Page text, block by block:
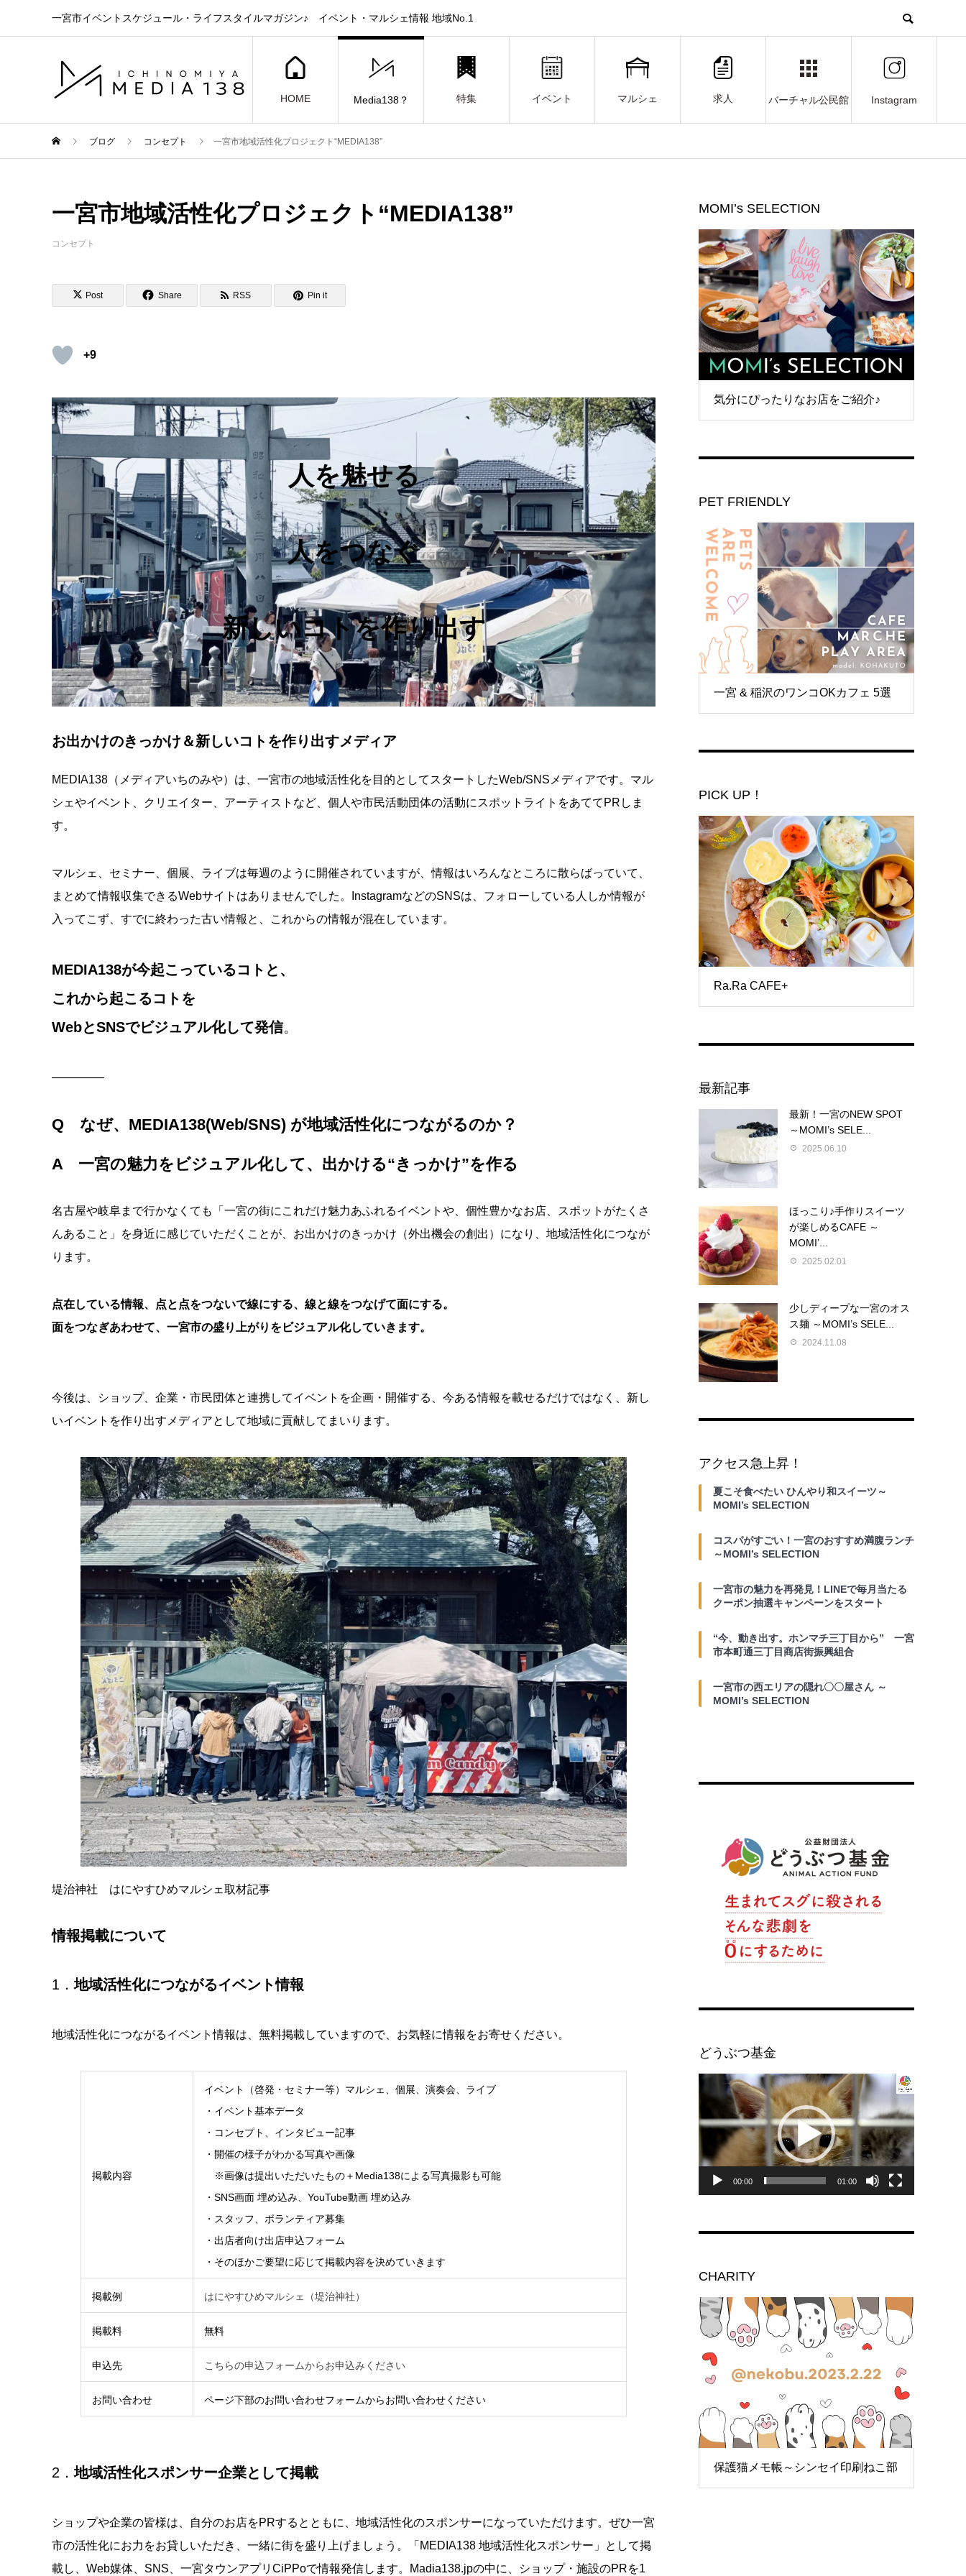
一宮市イベントスケジュール・ライフスタイルマガジン♪ イベント・マルシェ情報 地域No.1
HOME Media138？ 特集 イベント マルシェ 求人 バーチャル公民館 Instagram
ブログ コンセプト 一宮市地域活性化プロジェクト“MEDIA138”
一宮市地域活性化プロジェクト“MEDIA138”
コンセプト
Post Share RSS Pin it
+9
人を魅せる
人をつなぐ
新しいコトを作り出す
お出かけのきっかけ＆新しいコトを作り出すメディア
MEDIA138（メディアいちのみや）は、一宮市の地域活性化を目的としてスタートしたWeb/SNSメディアです。マル
シェやイベント、クリエイター、アーティストなど、個人や市民活動団体の活動にスポットライトをあててPRしま
す。
マルシェ、セミナー、個展、ライブは毎週のように開催されていますが、情報はいろんなところに散らばっていて、
まとめて情報収集できるWebサイトはありませんでした。InstagramなどのSNSは、フォローしている人しか情報が
入ってこず、すでに終わった古い情報と、これからの情報が混在しています。
MEDIA138が今起こっているコトと、
これから起こるコトを
WebとSNSでビジュアル化して発信。
————–
Q なぜ、MEDIA138(Web/SNS) が地域活性化につながるのか？
A 一宮の魅力をビジュアル化して、出かける“きっかけ”を作る
名古屋や岐阜まで行かなくても「一宮の街にこれだけ魅力あふれるイベントや、個性豊かなお店、スポットがたくさ
んあること」を身近に感じていただくことが、お出かけのきっかけ（外出機会の創出）になり、地域活性化につなが
ります。
点在している情報、点と点をつないで線にする、線と線をつなげて面にする。
面をつなぎあわせて、一宮市の盛り上がりをビジュアル化していきます。
今後は、ショップ、企業・市民団体と連携してイベントを企画・開催する、今ある情報を載せるだけではなく、新し
いイベントを作り出すメディアとして地域に貢献してまいります。
堤治神社 はにやすひめマルシェ取材記事
情報掲載について
1．地域活性化につながるイベント情報
地域活性化につながるイベント情報は、無料掲載していますので、お気軽に情報をお寄せください。
掲載内容
イベント（啓発・セミナー等）マルシェ、個展、演奏会、ライブ
・イベント基本データ
・コンセプト、インタビュー記事
・開催の様子がわかる写真や画像
※画像は提出いただいたもの＋Media138による写真撮影も可能
・SNS画面 埋め込み、YouTube動画 埋め込み
・スタッフ、ボランティア募集
・出店者向け出店申込フォーム
・そのほかご要望に応じて掲載内容を決めていきます
掲載例 はにやすひめマルシェ（堤治神社）
掲載料 無料
申込先 こちらの申込フォームからお申込みください
お問い合わせ ページ下部のお問い合わせフォームからお問い合わせください
2．地域活性化スポンサー企業として掲載
ショップや企業の皆様は、自分のお店をPRするとともに、地域活性化のスポンサーになっていただけます。ぜひ一宮
市の活性化にお力をお貸しいただき、一緒に街を盛り上げましょう。「MEDIA138 地域活性化スポンサー」として掲
載し、Web媒体、SNS、一宮タウンアプリCiPPoで情報発信します。Madia138.jpの中に、ショップ・施設のPRを1
MOMI’s SELECTION
気分にぴったりなお店をご紹介♪
PET FRIENDLY
一宮 & 稲沢のワンコOKカフェ 5選
PICK UP！
Ra.Ra CAFE+
最新記事
最新！一宮のNEW SPOT
～MOMI’s SELE...
2025.06.10
ほっこり♪手作りスイーツ
が楽しめるCAFE ～
MOMI’...
2025.02.01
少しディープな一宮のオス
ス麺 ～MOMI’s SELE...
2024.11.08
アクセス急上昇！
夏こそ食べたい ひんやり和スイーツ～
MOMI’s SELECTION
コスパがすごい！一宮のおすすめ満腹ランチ
～MOMI’s SELECTION
一宮市の魅力を再発見！LINEで毎月当たる
クーポン抽選キャンペーンをスタート
“今、動き出す。ホンマチ三丁目から” 一宮
市本町通三丁目商店街振興組合
一宮市の西エリアの隠れ〇〇屋さん ～
MOMI’s SELECTION
どうぶつ基金
動
プ
ー
ー
00:00 01:00
CHARITY
保護猫メモ帳～シンセイ印刷ねこ部